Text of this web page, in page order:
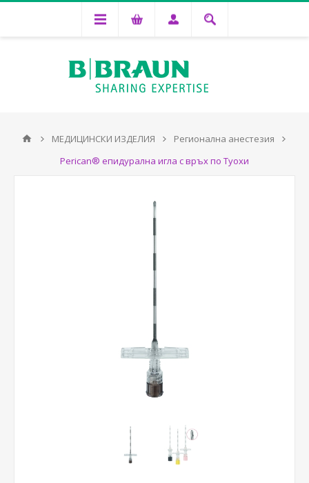
МЕДИЦИНСКИ ИЗДЕЛИЯ
Регионална анестезия
Perican® епидурална игла с връх по Туохи